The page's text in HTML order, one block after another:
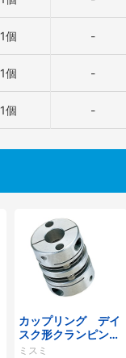
1個 -
1個 -
1個 -
カップリング デイ
スク形クランピング
タイプ／サーボモー
ミスミ